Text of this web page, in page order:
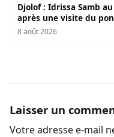
Djolof : Idrissa Samb
après une visite du
8 août 2026
Laisser un
Votre adresse e-mail